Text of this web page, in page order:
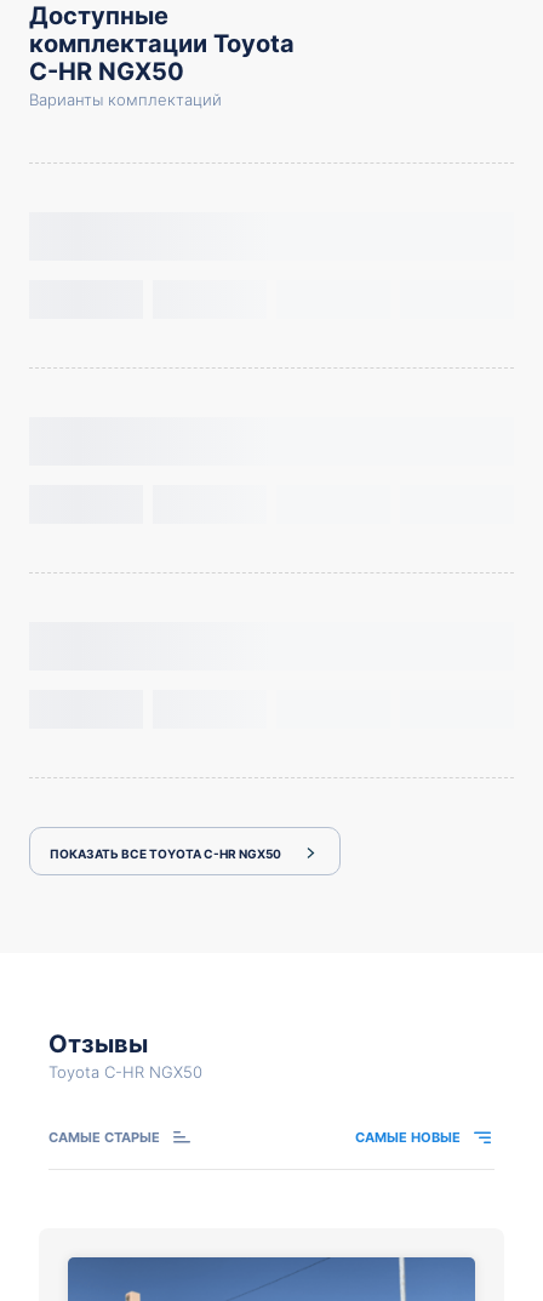
Доступные
комплектации Toyota
C-HR NGX50
Варианты комплектаций
ПОКАЗАТЬ ВСЕ TOYOTA C-HR NGX50
Отзывы
Toyota C-HR NGX50
САМЫЕ СТАРЫЕ САМЫЕ НОВЫЕ